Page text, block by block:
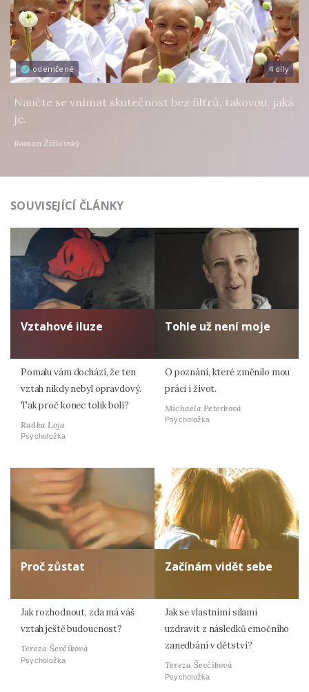
odemčené 4 díly
Naučte se vnímat skutečnost bez filtrů, takovou, jaká
je.
Roman Žižlavský
SOUVISEJÍCÍ ČLÁNKY
Vztahové iluze
Pomalu vám dochází, že ten
vztah nikdy nebyl opravdový.
Tak proč konec tolik bolí?
Radka Loja
Psycholožka
Tohle už není moje
O poznání, které změnilo mou
práci i život.
Michaela Peterková
Psycholožka
Proč zůstat
Jak rozhodnout, zda má váš
vztah ještě budoucnost?
Tereza Ševčíková
Psycholožka
Začínám vidět sebe
Jak se vlastními silami
uzdravit z následků emočního
zanedbání v dětství?
Tereza Ševčíková
Psycholožka